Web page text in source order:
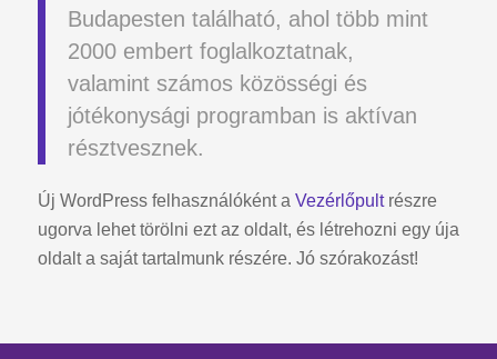
Budapesten található, ahol több mint
2000 embert foglalkoztatnak,
valamint számos közösségi és
jótékonysági programban is aktívan
résztvesznek.
Új WordPress felhasználóként a Vezérlőpultrészre
ugorva lehet törölni ezt az oldalt, és létrehozni egy úja
oldalt a saját tartalmunk részére. Jó szórakozást!